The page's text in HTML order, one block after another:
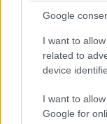
Google
I want to
related to
device
I want to
Google for